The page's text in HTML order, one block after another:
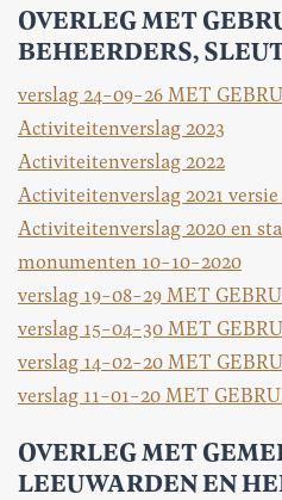
OVERLEG MET
BEHEERDERS,
verslag 24-09-26 MET
Activiteitenverslag 2023
Activiteitenverslag 2022
Activiteitenverslag 2021
Activiteitenverslag 2020 en
monumenten 10-10-2020
verslag 19-08-29 MET
verslag 15-04-30 MET
verslag 14-02-20 MET
verslag 11-01-20 MET
OVERLEG MET
LEEUWARDEN EN